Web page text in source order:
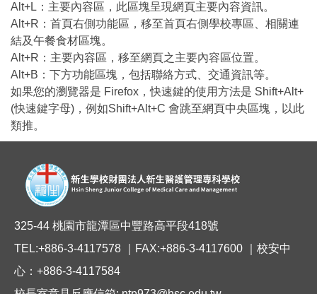
Alt+L：主要內容區，此區塊呈現網頁主要內容資訊。
Alt+R：首頁右側功能區，移至首頁右側學校專區、相關連
結及午餐食材區塊。
Alt+R：主要內容區，移至網頁之主要內容區位置。
Alt+B：下方功能區塊，包括聯絡方式、交通資訊等。
如果您的瀏覽器是 Firefox，快速鍵的使用方法是 Shift+Alt+
(快速鍵字母)，例如Shift+Alt+C 會跳至網頁中央區塊，以此
類推。
325-44 桃園市龍潭區中豐路高平段418號
TEL:+886-3-4117578 ｜FAX:+886-3-4117600 ｜校安中
心：+886-3-4117584